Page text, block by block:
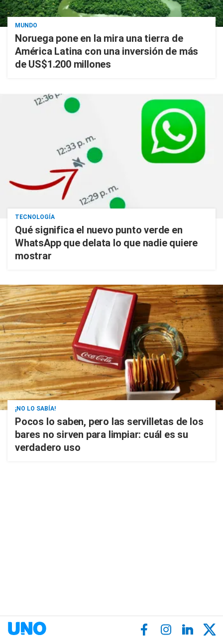
MUNDO
Noruega pone en la mira una tierra de
América Latina con una inversión de más
de US$1.200 millones
TECNOLOGÍA
Qué significa el nuevo punto verde en
WhatsApp que delata lo que nadie quiere
mostrar
¡NO LO SABÍA!
Pocos lo saben, pero las servilletas de los
bares no sirven para limpiar: cuál es su
verdadero uso